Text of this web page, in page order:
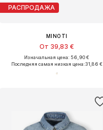
РАСПРОДАЖА
MINOTI
От 39,83 €
Изначальная цена: 56,90 €
Последняя самая низкая цена:31,86 €